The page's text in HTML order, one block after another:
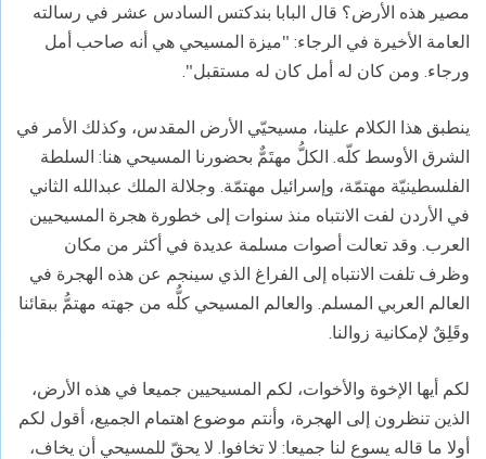
مصير هذه الأرض؟ قال البابا بندكتس السادس عشر في رسالته
العامة الأخيرة في الرجاء: "ميزة المسيحي هي أنه صاحب أمل
ورجاء. ومن كان له أمل كان له مستقبل".
ينطبق هذا الكلام علينا، مسيحيّي الأرض المقدس، وكذلك الأمر في
الشرق الأوسط كلّه. الكلُّ مهتَمٌّ بحضورنا المسيحي هنا: السلطة
الفلسطينيّة مهتمّة، وإسرائيل مهتمّة. وجلالة الملك عبدالله الثاني
في الأردن لفت الانتباه منذ سنوات إلى خطورة هجرة المسيحيين
العرب. وقد تعالت أصوات مسلمة عديدة في أكثر من مكان
وظرف تلفت الانتباه إلى الفراغ الذي سينجم عن هذه الهجرة في
العالم العربي المسلم. والعالم المسيحي كلُّه من جهته مهتمُّ ببقائنا
وقَلِقٌ لإمكانية زوالنا.
لكم أيها الإخوة والأخوات، لكم المسيحيين جميعا في هذه الأرض،
الذين تنظرون إلى الهجرة، وأنتم موضوع اهتمام الجميع، أقول لكم
أولا ما قاله يسوع لنا جميعا: لا تخافوا. لا يحقّ للمسيحي أن يخاف،